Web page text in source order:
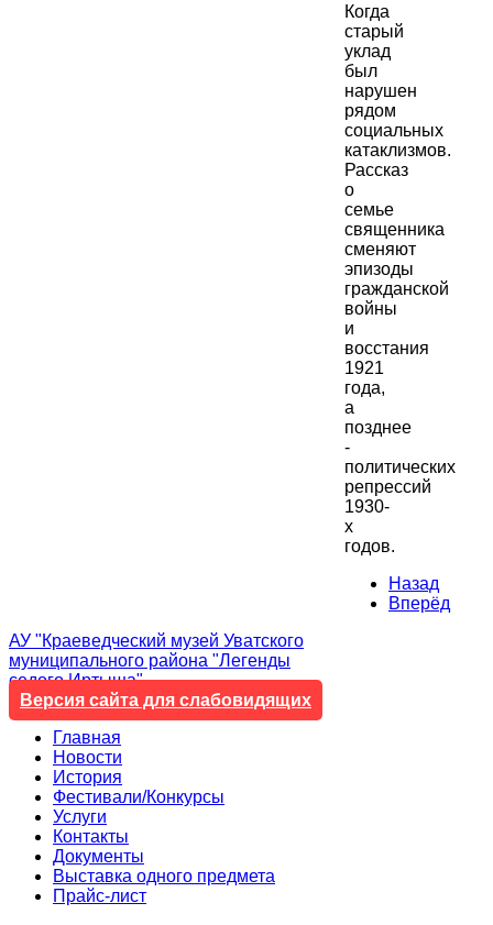
Когда
старый
уклад
был
нарушен
рядом
социальных
катаклизмов.
Рассказ
о
семье
священника
сменяют
эпизоды
гражданской
войны
и
восстания
1921
года,
а
позднее
-
политических
репрессий
1930-
х
годов.
Назад
Вперёд
АУ "Краеведческий музей Уватского
муниципального района "Легенды
седого Иртыша"
Версия сайта для слабовидящих
Главная
Новости
История
Фестивали/Конкурсы
Услуги
Контакты
Документы
Выставка одного предмета
Прайс-лист